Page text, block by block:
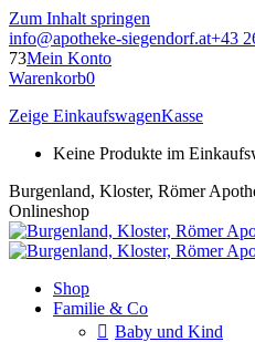
Zum Inhalt springen
info@apotheke-siegendorf.at+43
73Mein Konto
Warenkorb0
Zeige EinkaufswagenKasse
Keine Produkte im
Burgenland, Kloster, Römer
Onlineshop
Shop
Familie & Co
Baby und Kind